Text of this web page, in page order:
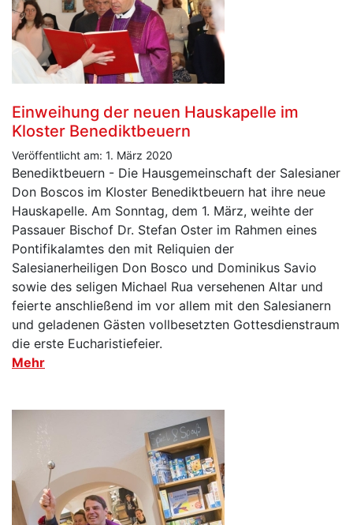
Einweihung der neuen Hauskapelle im
Kloster Benediktbeuern
Veröffentlicht am: 1. März 2020
Benediktbeuern - Die Hausgemeinschaft der Salesianer
Don Boscos im Kloster Benediktbeuern hat ihre neue
Hauskapelle. Am Sonntag, dem 1. März, weihte der
Passauer Bischof Dr. Stefan Oster im Rahmen eines
Pontifikalamtes den mit Reliquien der
Salesianerheiligen Don Bosco und Dominikus Savio
sowie des seligen Michael Rua versehenen Altar und
feierte anschließend im vor allem mit den Salesianern
und geladenen Gästen vollbesetzten Gottesdienstraum
die erste Eucharistiefeier.
Mehr